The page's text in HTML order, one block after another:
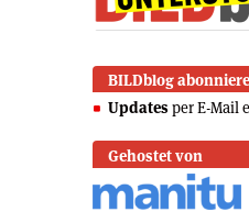
BILDblog
Updates per E-Mail
Gehostet von